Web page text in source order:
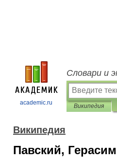
academic.ru
Словари и
Википедия
Википедия
Павский,